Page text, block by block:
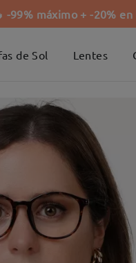
-99% máximo + -20%
de Sol Lentes